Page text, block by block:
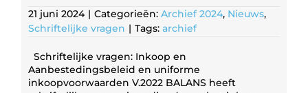
21 juni 2024 | Categorieën: Archief 2024, Nieuws,
Schriftelijke vragen | Tags: archief
Schriftelijke vragen: Inkoop en
Aanbestedingsbeleid en uniforme
inkoopvoorwaarden V.2022 BALANS heeft